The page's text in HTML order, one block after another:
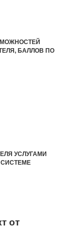
БАЛЛОВ ПО
УСЛУГАМИ
от